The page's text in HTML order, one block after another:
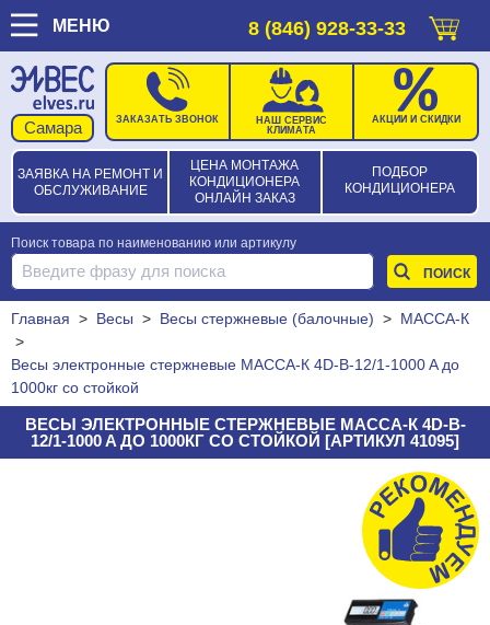
МЕНЮ 8 (846) 928-33-33
ЗАЯВКА НА РЕМОНТ И
ОБСЛУЖИВАНИЕ
ЦЕНА МОНТАЖА
КОНДИЦИОНЕРА
ОНЛАЙН ЗАКАЗ
ПОДБОР
КОНДИЦИОНЕРА
ЗАКАЗАТЬ ЗВОНОК
НАШ СЕРВИС
КЛИМАТА
АКЦИИ И СКИДКИ
Поиск товара по наименованию или артикулу
Главная > Весы > Весы стержневые (балочные) > МАССА-К
>
Becы электронные стержневые МАССА-К 4D-B-12/1-1000 A до
1000кг со стойкой
BECЫ ЭЛЕКТРОННЫЕ СТЕРЖНЕВЫЕ МАССА-К 4D-B-
12/1-1000 A ДО 1000КГ СО СТОЙКОЙ [АРТИКУЛ 41095]